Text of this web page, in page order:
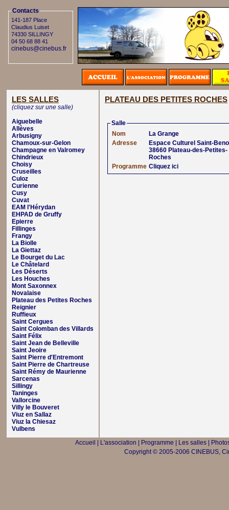
Contacts
141-187 Place
Claudius Luiset
74330 SILLINGY
04 50 68 88 41
cinebus@cinebus.fr
LES SALLES
(cliquez sur une salle)
Aiguebelle
Allèves
Arbusigny
Chamoux-sur-Gelon
Champagne en Valromey
Chindrieux
Choisy
Cruseilles
Culoz
Curienne
Cusy
Cuvat
EAM l'Hérydan
EHPAD de Gruffy
Epierre
Fillinges
Frangy
La Biolle
La Giettaz
Le Bourget du Lac
Le Châtelard
Les Déserts
Les Houches
Mont Saxonnex
Novalaise
Plateau des Petites Roches
Reignier
Ruffieux
Saint Cergues
Saint Colomban des Villards
Saint Félix
Saint Jean de Belleville
Saint Jeoire
Saint Pierre d'Entremont
Saint Pierre de Chartreuse
Saint Rémy de Maurienne
Sarcenas
Sillingy
Taninges
Vallorcine
Villy le Bouveret
Viuz en Sallaz
Viuz la Chiesaz
Vulbens
PLATEAU DES PETITES ROCHES
Salle
Nom
La Grange
Adresse
Espace Culturel Saint-
38660 Plateau-des-Petites-
Roches
Programme Cliquez ici
Accueil L'association Programme Les salles|
Copyright © 2005-2006 CINEBUS,